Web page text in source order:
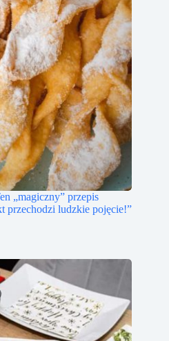
„magiczny” przepis
przechodzi ludzkie pojęcie!”